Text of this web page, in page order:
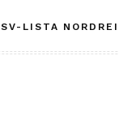
SV-LISTA